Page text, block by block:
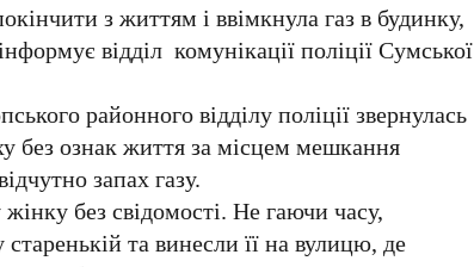
з життям і ввімкнула газ в будинку,
відділ комунікації поліції Сумської
районного відділу поліції звернулась
без ознак життя за місцем мешкання
запах газу.
без свідомості. Не гаючи часу,
та винесли її на вулицю, де